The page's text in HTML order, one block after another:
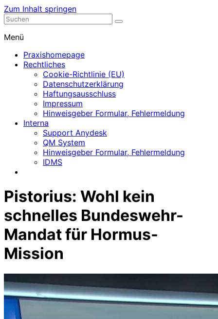
Zum Inhalt springen
Nephrologische Praxis mit Dialyse
Menü
Praxishomepage
Rechtliches
Cookie-Richtlinie (EU)
Datenschutzerklärung
Haftungsausschluss
Impressum
Hinweisgeber Formular, Fehlermeldung
Interna
Support Anydesk
QM System
Hinweisgeber Formular, Fehlermeldung
IDMS
Pistorius: Wohl kein
schnelles Bundeswehr-
Mandat für Hormus-
Mission